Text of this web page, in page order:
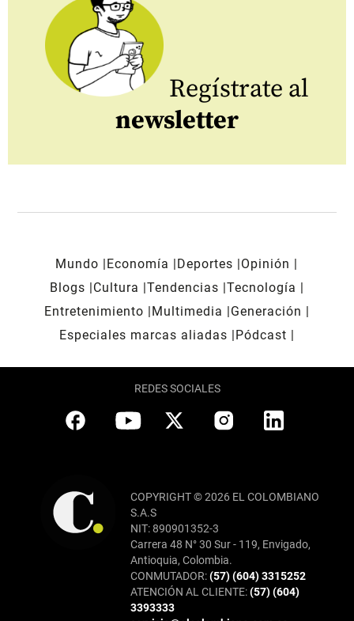
Regístrate al
newsletter
Mundo Economía Deportes
Opinión
Blogs
Cultura Tendencias Tecnología
Entretenimiento
Multimedia
Generación
Especiales marcas aliadas
Pódcast
REDES SOCIALES
COPYRIGHT © 2026 EL COLOMBIANO
S.A.S
NIT: 890901352-3
Carrera 48 N° 30 Sur - 119, Envigado,
Antioquia, Colombia.
CONMUTADOR:(57) (604) 3315252
ATENCIÓN AL CLIENTE:(57) (604)
3393333